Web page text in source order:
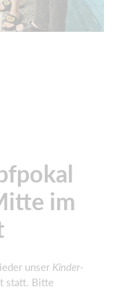
im
unser Kinder-
statt. Bitte